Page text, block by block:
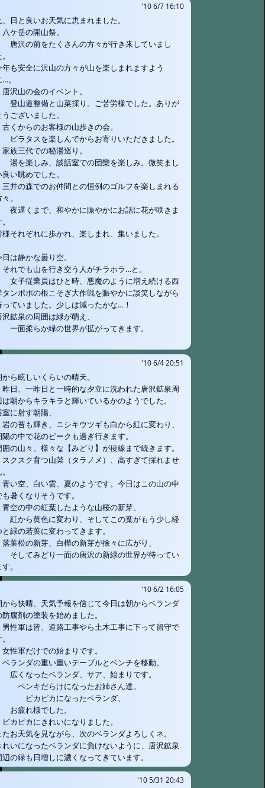
'10 6/7 16:10
、日と良いお天気に恵まれました。
ケ岳の開山祭。
沢の前をたくさんの方々が行き来していまし
年も安全に沢山の方々が山を楽しまれますよう
。
沢山の会のイベント。
山道整備と山菜採り。ご苦労様でした。ありが
うございました。
くからのお客様の山歩きの会。
ラタスを楽しんでからお寄りいただきました。
族三代での秘湯巡り。
を楽しみ、談話室での団欒を楽しみ。微笑まし
良い眺めでした。
井の森でのお仲間との恒例のゴルフを楽しまれる
。
遅くまで、和やかに賑やかにお話に花が咲きま
様それぞれに歩かれ、楽しまれ、集いました。
日は静かな曇り空。
れでも山を行き交う人がチラホラ…と。
子従業員はひと時、悪魔のように増え続ける西
タンポポの根こそぎ大作戦を賑やかに談笑しながら
っていました。少しは減ったかな…！
沢鉱泉の周囲は緑が萌え、
面柔らか緑の世界が拡がってきます。
'10 6/4 20:51
から眩しいくらいの晴天。
日、一昨日と一時的な夕立に洗われた唐沢鉱泉周
は朝からキラキラと輝いているかのようでした。
に射す朝陽、
の苔も輝き、ニシキウツギも白から紅に変わり、
陽の中で花のピークも過ぎ行きます。
囲の山々、様々な【みどり】が稜線まで続きます。
クスク育つ山菜（タラノメ）、高すぎて採れませ
い空、白い雲、夏のようです。今日はこの山の中
も暑くなりそうです。
空の中の紅葉したような山桜の新芽、
から黄色に変わり、そしてこの葉がもう少し経
と緑の若葉に変わってきます。
葉松の新芽、白樺の新芽が徐々に広がり、
してみどり一面の唐沢の新緑の世界が待ってい
。
'10 6/2 16:05
から快晴、天気予報を信じて今日は朝からベランダ
防腐剤の塗装を始めました。
性軍は皆、道路工事やら土木工事に下って留守で
性軍だけでの始まりです。
ランダの重い重いテーブルとベンチを移動。
くなったベランダ、サア、始まりです。
ンキだらけになったお姉さん達。
カピカになったベランダ、
疲れ様でした。
カピカにきれいになりました。
たお天気を見ながら、次のベランダよろしくネ。
れいになったベランダに負けないように、唐沢鉱泉
辺の緑も日増しに濃くなってきています。
'10 5/31 20:43